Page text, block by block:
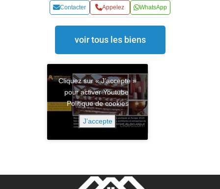
Contacter Appelez WhatsApp
voir tous les biens
Cliquez sur « J’accepte »
pour activer Youtube
Politique de cookies
J’accepte